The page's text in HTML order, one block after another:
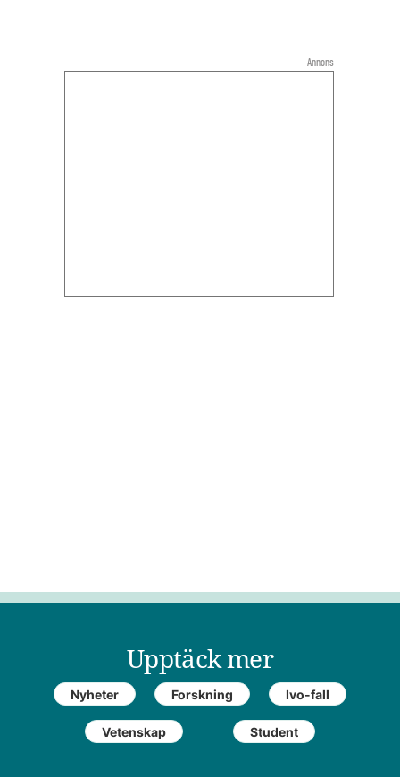
Upptäck mer
Nyheter Forskning Ivo-fall
Vetenskap Student
Annons